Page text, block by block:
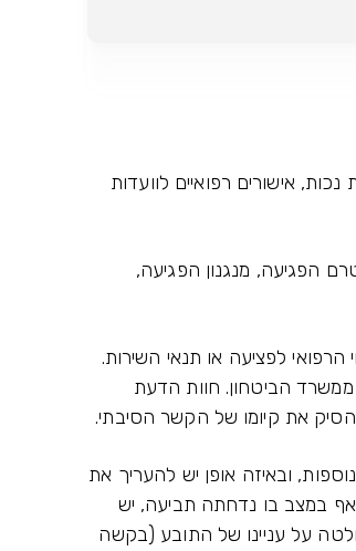
אישורים רפואיים לוועדות
הפגיעה, מנגנון הפגיעה,
לפציעה או תנאי השירות.
הביטחון. חוות הדעת
את קיומו של הקשר הסיבתי.
ובאיזה אופן יש להעריך את
במצב בו נדחתה תביעה, יש
על עניינו של התובע (בקשה